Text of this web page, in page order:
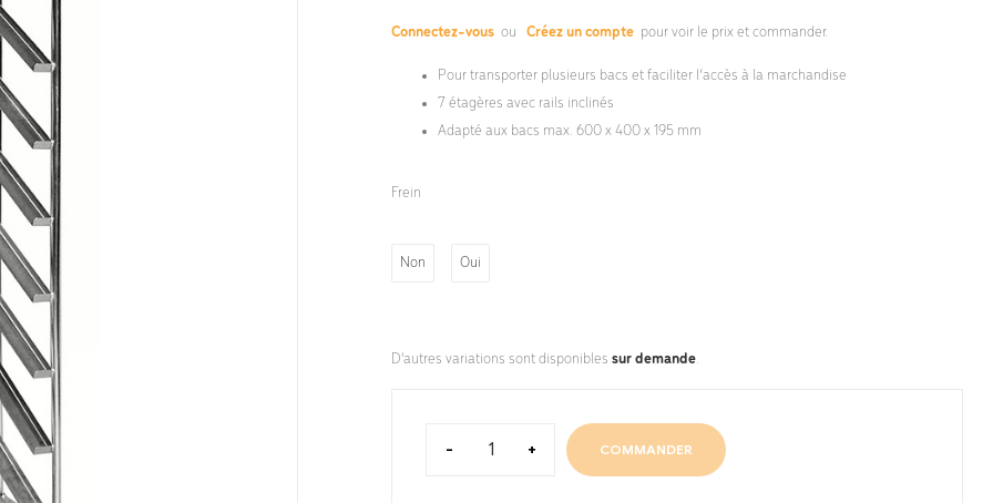
Connectez-vous ou Créez un compte pour voir le prix et commander.
Pour transporter plusieurs bacs et faciliter l’accès à la marchandise
7 étagères avec rails inclinés
Adapté aux bacs max. 600 x 400 x 195 mm
Frein
Non Oui
D'autres variations sont disponibles sur demande.
- + COMMANDER